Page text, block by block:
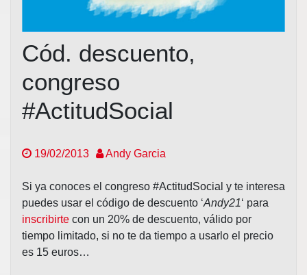
Cód. descuento,
congreso
#ActitudSocial
19/02/2013 Andy Garcia
Si ya conoces el congreso #ActitudSocial y te interesa
puedes usar el código de descuento ‘Andy21‘ para
inscribirte con un 20% de descuento, válido por
tiempo limitado, si no te da tiempo a usarlo el precio
es 15 euros…